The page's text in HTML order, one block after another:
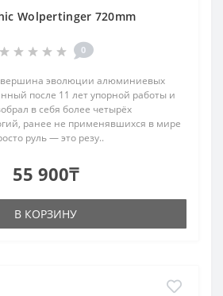
Wolpertinger 720mm
0
эволюции алюминиевых
после 11 лет упорной работы и
в себя более четырёх
ранее не применявшихся в мире
руль — это резу..
55 900₸
В КОРЗИНУ